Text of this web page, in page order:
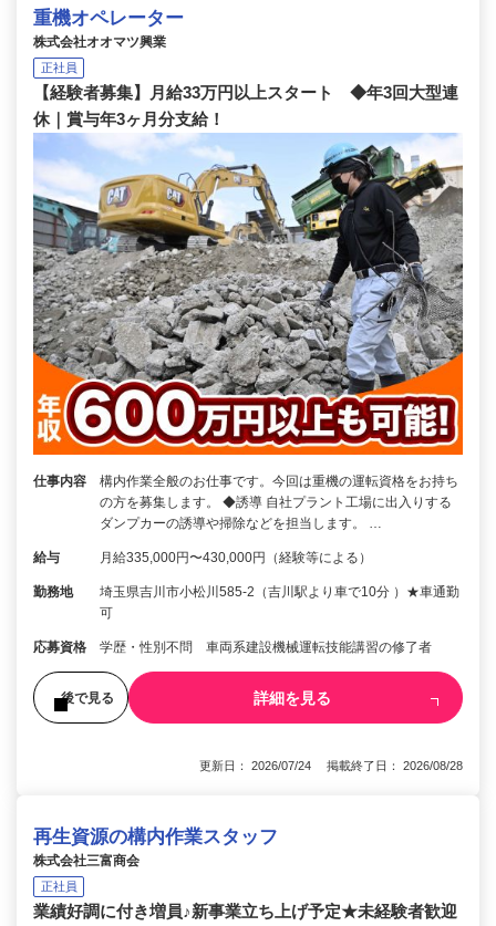
重機オペレーター
株式会社オオマツ興業
正社員
【経験者募集】月給33万円以上スタート ◆年3回大型連
休｜賞与年3ヶ月分支給！
仕事内容
構内作業全般のお仕事です。今回は重機の運転資格をお持ち
の方を募集します。 ◆誘導 自社プラント工場に出入りする
ダンプカーの誘導や掃除などを担当します。 …
給与 月給335,000円〜430,000円（経験等による）
勤務地
埼玉県吉川市小松川585-2（吉川駅より車で10分 ）★車通勤
可
応募資格 学歴・性別不問 車両系建設機械運転技能講習の修了者
後で見る 詳細を見る
更新日： 2026/07/24 掲載終了日： 2026/08/28
再生資源の構内作業スタッフ
株式会社三富商会
正社員
業績好調に付き増員♪新事業立ち上げ予定★未経験者歓迎